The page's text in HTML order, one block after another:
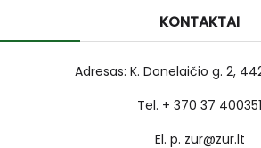
KONTAKTAI
Adresas: K. Donelaičio g. 2,
Tel. + 370 37 400351
El. p. zur@zur.lt